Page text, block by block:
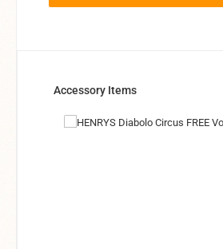
Produktgalerie überspringen
Accessory Items